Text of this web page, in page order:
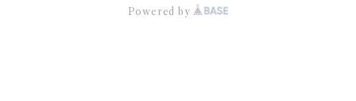
Powered by